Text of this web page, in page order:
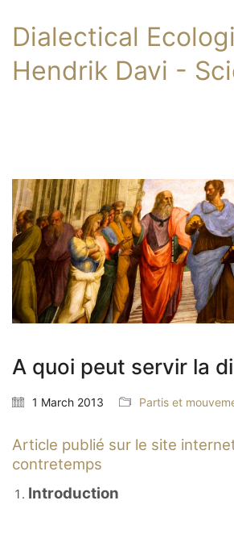
Dialectical
Hendrik Davi -
A quoi peut servir la
1 March 2013 Partis et
Article publié sur le site
contretemps
Introduction